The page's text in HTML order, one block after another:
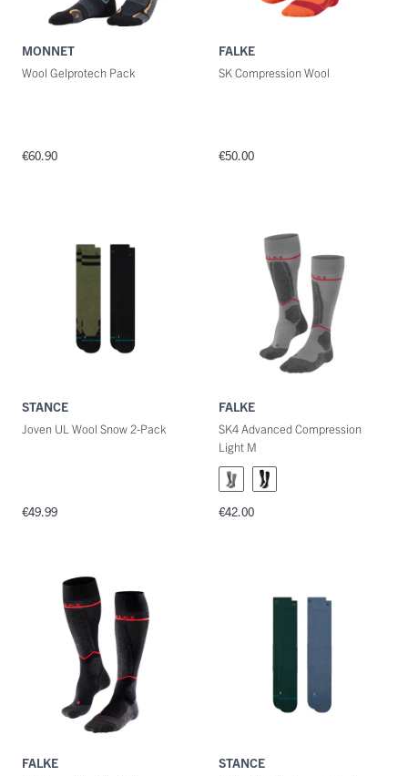
MONNET
Wool Gelprotech Pack
€60.90
FALKE
SK Compression Wool
€50.00
STANCE
Joven UL Wool Snow 2-Pack
€49.99
FALKE
SK4 Advanced Compression
Light M
€42.00
FALKE STANCE